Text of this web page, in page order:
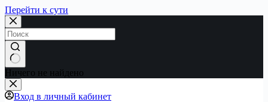
Перейти к сути
Ничего не найдено
Вход в личный кабинет